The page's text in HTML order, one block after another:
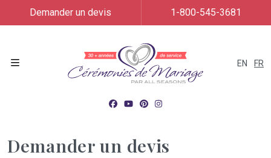
EN FR
Demander un devis 1-800-545-3681
Demander un devis